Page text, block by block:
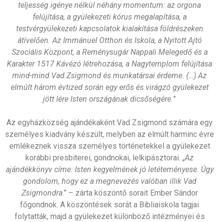
teljesség igénye nélkül néhány momentum: az orgona
felújítása, a gyülekezeti kórus megalapítása, a
testvérgyülekezeti kapcsolatok kialakítása földrészeken
átívelően. Az Immánuel Otthon és Iskola, a Nyitott Ajtó
Szociális Központ, a Reménysugár Nappali Melegedő és a
Karakter 1517 Kávézó létrehozása, a Nagytemplom felújítása
mind-mind Vad Zsigmond és munkatársai érdeme. (…) Az
elmúlt három évtized során egy erős és virágzó gyülekezet
jött lére Isten országának dicsőségére.”
Az egyházközség ajándékaként Vad Zsigmond számára egy
személyes kiadvány készült, melyben az elmúlt harminc évre
emlékeznek vissza személyes történetekkel a gyülekezet
korábbi presbiterei, gondnokai, lelkipásztorai. „Az
ajándékkönyv címe: Isten kegyelmének jó letéteményese. Úgy
gondolom, hogy ez a megnevezés valóban illik Vad
Zsigmondra.” – zárta köszöntő sorait Ember Sándor
főgondnok. A köszöntések sorát a Bibliaiskola tagjai
folytatták, majd a gyülekezet különböző intézményei és